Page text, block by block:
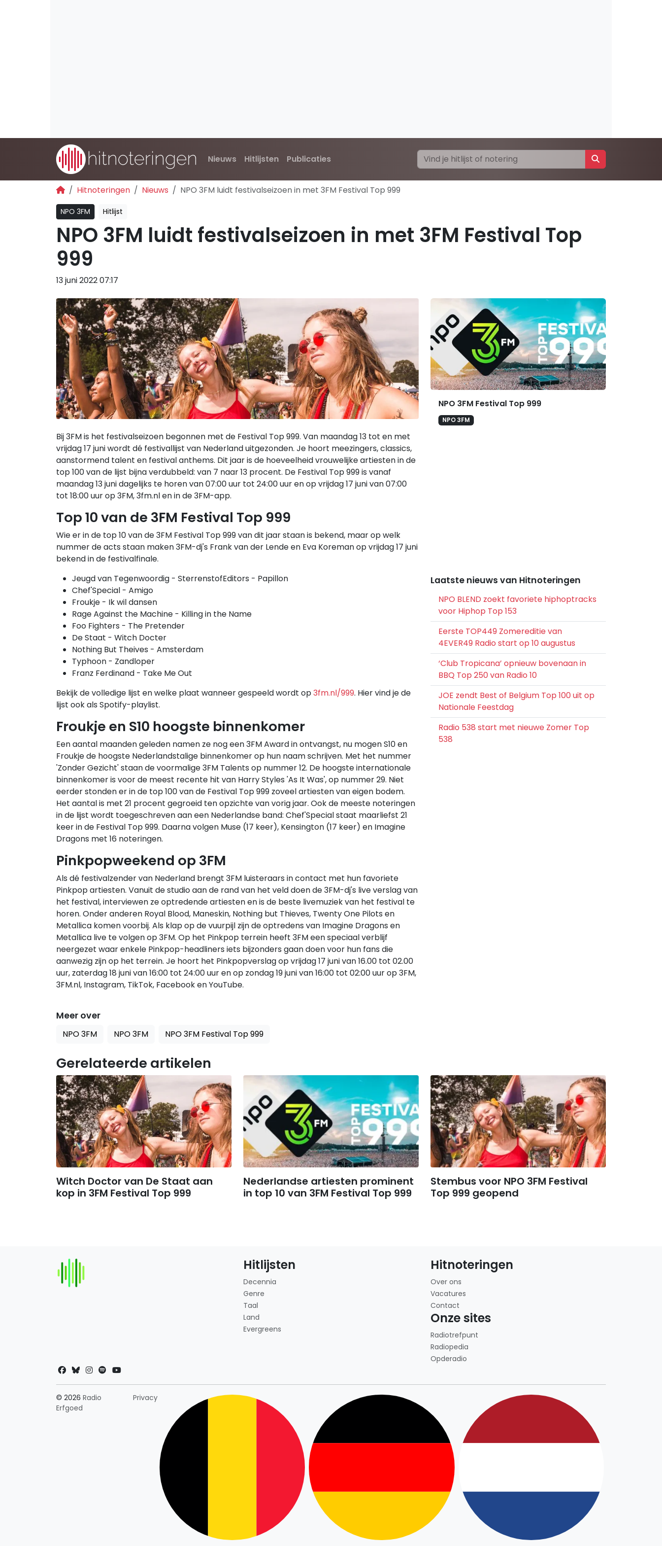
Nieuws Hitlijsten Publicaties
Hitnoteringen Nieuws NPO 3FM luidt festivalseizoen in met 3FM Festival Top 999
NPO 3FM Hitlijst
NPO 3FM luidt festivalseizoen in met 3FM Festival Top
999
13 juni 2022 07:17
Bij 3FM is het festivalseizoen begonnen met de Festival Top 999. Van maandag 13 tot en met
vrijdag 17 juni wordt dé festivallijst van Nederland uitgezonden. Je hoort meezingers, classics,
aanstormend talent en festival anthems. Dit jaar is de hoeveelheid vrouwelijke artiesten in de
top 100 van de lijst bijna verdubbeld: van 7 naar 13 procent. De Festival Top 999 is vanaf
maandag 13 juni dagelijks te horen van 07:00 uur tot 24:00 uur en op vrijdag 17 juni van 07:00
tot 18:00 uur op 3FM, 3fm.nl en in de 3FM-app.
Top 10 van de 3FM Festival Top 999
Wie er in de top 10 van de 3FM Festival Top 999 van dit jaar staan is bekend, maar op welk
nummer de acts staan maken 3FM-dj's Frank van der Lende en Eva Koreman op vrijdag 17 juni
bekend in de festivalfinale.
Jeugd van Tegenwoordig - SterrenstofEditors - Papillon
Chef'Special - Amigo
Froukje - Ik wil dansen
Rage Against the Machine - Killing in the Name
Foo Fighters - The Pretender
De Staat - Witch Docter
Nothing But Theives - Amsterdam
Typhoon - Zandloper
Franz Ferdinand - Take Me Out
Bekijk de volledige lijst en welke plaat wanneer gespeeld wordt op3fm.nl/999. Hier vind je de
lijst ook als Spotify-playlist.
Froukje en S10 hoogste binnenkomer
Een aantal maanden geleden namen ze nog een 3FM Award in ontvangst, nu mogen S10 en
Froukje de hoogste Nederlandstalige binnenkomer op hun naam schrijven. Met het nummer
'Zonder Gezicht' staan de voormalige 3FM Talents op nummer 12. De hoogste internationale
binnenkomer is voor de meest recente hit van Harry Styles 'As It Was', op nummer 29. Niet
eerder stonden er in de top 100 van de Festival Top 999 zoveel artiesten van eigen bodem.
Het aantal is met 21 procent gegroeid ten opzichte van vorig jaar. Ook de meeste noteringen
in de lijst wordt toegeschreven aan een Nederlandse band: Chef'Special staat maarliefst 21
keer in de Festival Top 999. Daarna volgen Muse (17 keer), Kensington (17 keer) en Imagine
Dragons met 16 noteringen.
Pinkpopweekend op 3FM
Als dé festivalzender van Nederland brengt 3FM luisteraars in contact met hun favoriete
Pinkpop artiesten. Vanuit de studio aan de rand van het veld doen de 3FM-dj's live verslag van
het festival, interviewen ze optredende artiesten en is de beste livemuziek van het festival te
horen. Onder anderen Royal Blood, Maneskin, Nothing but Thieves, Twenty One Pilots en
Metallica komen voorbij. Als klap op de vuurpijl zijn de optredens van Imagine Dragons en
Metallica live te volgen op 3FM. Op het Pinkpop terrein heeft 3FM een speciaal verblijf
neergezet waar enkele Pinkpop-headliners iets bijzonders gaan doen voor hun fans die
aanwezig zijn op het terrein. Je hoort het Pinkpopverslag op vrijdag 17 juni van 16.00 tot 02.00
uur, zaterdag 18 juni van 16:00 tot 24:00 uur en op zondag 19 juni van 16:00 tot 02:00 uur op 3FM,
3FM.nl, Instagram, TikTok, Facebook en YouTube.
Gerelateerde hitlijsten
NPO 3FM Festival Top 999
NPO 3FM
Laatste nieuws van Hitnoteringen
NPO BLEND zoekt favoriete hiphoptracks
voor Hiphop Top 153
Eerste TOP449 Zomereditie van
4EVER49 Radio start op 10 augustus
‘Club Tropicana’ opnieuw bovenaan in
BBQ Top 250 van Radio 10
JOE zendt Best of Belgium Top 100 uit op
Nationale Feestdag
Radio 538 start met nieuwe Zomer Top
538
Meer over
NPO 3FM NPO 3FM NPO 3FM Festival Top 999
Gerelateerde artikelen
Witch Doctor van De Staat aan
kop in 3FM Festival Top 999
Nederlandse artiesten prominent
in top 10 van 3FM Festival Top 999
Stembus voor NPO 3FM Festival
Top 999 geopend
Hitlijsten
Decennia
Genre
Taal
Land
Evergreens
Hitnoteringen
Over ons
Vacatures
Contact
Onze sites
Radiotrefpunt
Radiopedia
Opderadio
© 2026 Radio
Erfgoed
PrivacyLandkeuze